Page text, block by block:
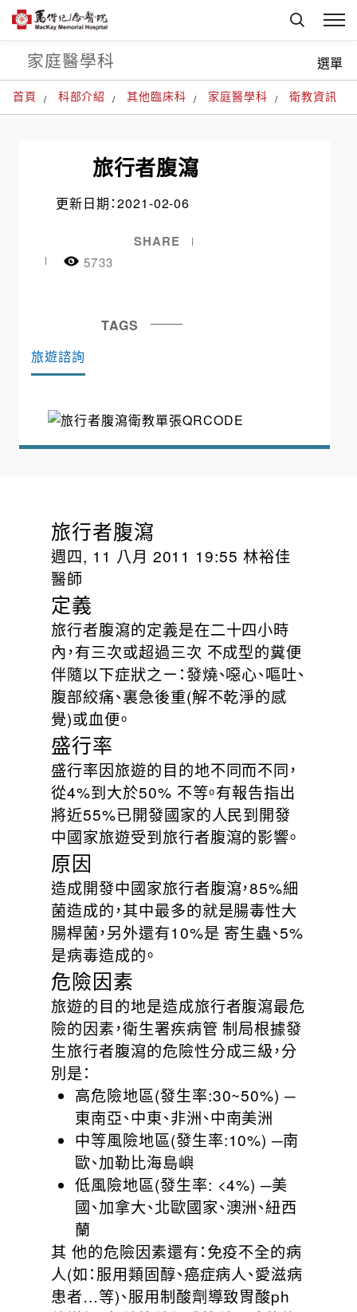
首頁 科部介紹 其他臨床科 家庭醫學科 衛教資訊
家庭醫學科 選單
旅行者腹瀉
更新日期：2021-02-06
5733
SHARE
TAGS
旅遊諮詢
旅行者腹瀉
週四, 11 八月 2011 19:55 林裕佳
醫師
定義
旅行者腹瀉的定義是在二十四小時
內，有三次或超過三次 不成型的糞便
伴隨以下症狀之ㄧ：發燒、噁心、嘔吐、
腹部絞痛、裏急後重(解不乾淨的感
覺)或血便。
盛行率
盛行率因旅遊的目的地不同而不同，
從4%到大於50% 不等。有報告指出
將近55%已開發國家的人民到開發
中國家旅遊受到旅行者腹瀉的影響。
原因
造成開發中國家旅行者腹瀉，85%細
菌造成的，其中最多的就是腸毒性大
腸桿菌，另外還有10%是 寄生蟲、5%
是病毒造成的。
危險因素
旅遊的目的地是造成旅行者腹瀉最危
險的因素，衛生署疾病管 制局根據發
生旅行者腹瀉的危險性分成三級，分
別是：
高危險地區(發生率:30~50%) ─
東南亞、中東、非洲、中南美洲
中等風險地區(發生率:10%) ─南
歐、加勒比海島嶼
低風險地區(發生率: <4%) ─美
國、加拿大、北歐國家、澳洲、紐西
蘭
其 他的危險因素還有：免疫不全的病
人(如：服用類固醇、癌症病人、愛滋病
患者…等)、服用制酸劑導致胃酸ph